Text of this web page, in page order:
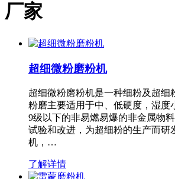
厂家
超细微粉磨粉机
超细微粉磨粉机是一种细粉及超细
粉磨主要适用于中、低硬度，湿度
9级以下的非易燃易爆的非金属物
试验和改进，为超细粉的生产而研
机，…
了解详情